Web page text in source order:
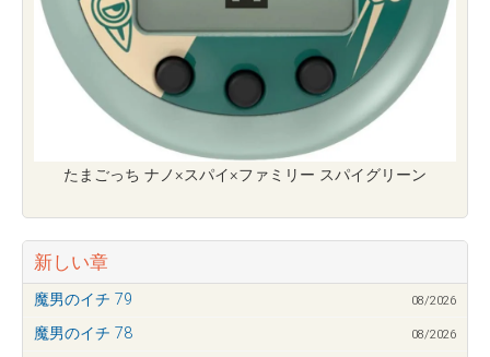
たまごっち ナノ×スパイ×ファミリー スパイグリーン
新しい章
魔男のイチ 79 08/2026
魔男のイチ 78 08/2026